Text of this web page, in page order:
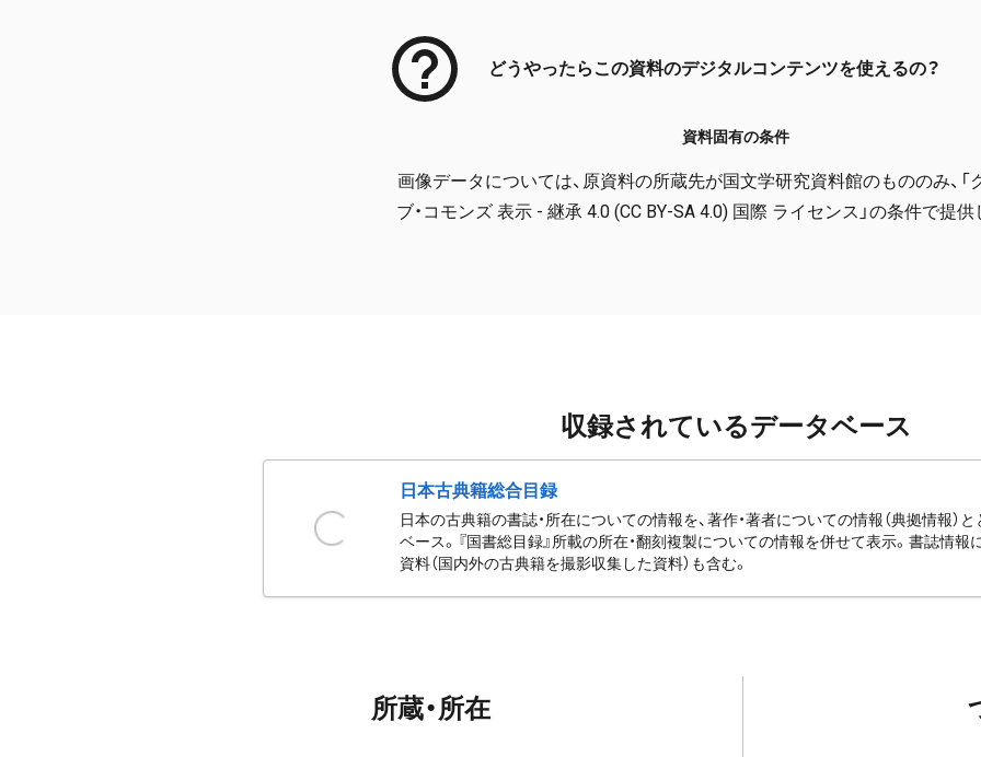
どうやったらこの資料のデジタルコンテンツを使えるの？
資料固有の条件
画像データについては、原資料の所蔵先が国文学研究資料館のもののみ、「
ブ・コモンズ 表示 - 継承 4.0 (CC BY-SA 4.0) 国際 ライセンス」の条件で提供
収録されているデータベース
日本古典籍総合目録
日本の古典籍の書誌・所在についての情報を、著作・著者についての情報（典拠情報）
ベース。『国書総目録』所載の所在・翻刻複製についての情報を併せて表示。書誌情報
資料（国内外の古典籍を撮影収集した資料）も含む。
所蔵・所在